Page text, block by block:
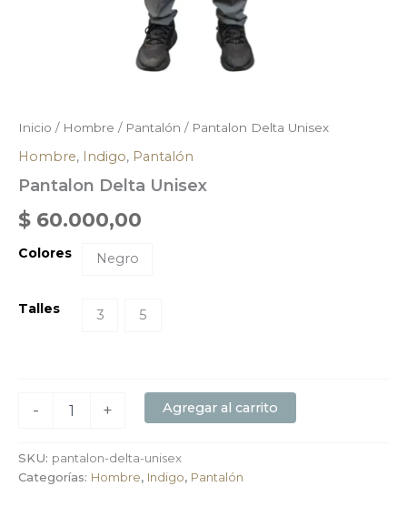
Inicio / Hombre / Pantalón / Pantalon Delta Unisex
Hombre, Indigo, Pantalón
Pantalon Delta Unisex
$ 60.000,00
Colores Negro
Talles 3 5
- + Agregar al carrito
SKU: pantalon-delta-unisex
Categorías: Hombre, Indigo, Pantalón